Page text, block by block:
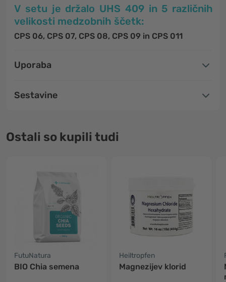
V setu je držalo UHS 409 in 5 različnih
velikosti medzobnih ščetk:
CPS 06, CPS 07, CPS 08, CPS 09 in CPS 011
Uporaba
Sestavine
Ostali so kupili tudi
FutuNatura
BIO Chia semena
Heiltropfen
Magnezijev klorid